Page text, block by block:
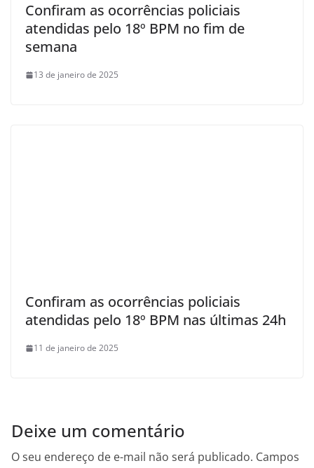
Confiram as ocorrências policiais
atendidas pelo 18º BPM no fim de
semana
13 de janeiro de 2025
Confiram as ocorrências policiais
atendidas pelo 18º BPM nas últimas 24h
11 de janeiro de 2025
Deixe um comentário
O seu endereço de e-mail não será publicado. Campos